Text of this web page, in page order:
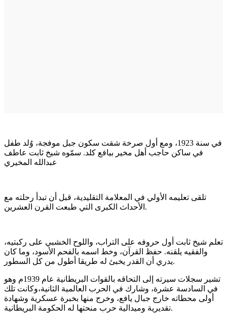
في سنة 1923، ومع أول صرخة شقت سكون جبل موفجة، وُلد طفل
في ساكن حاجب أهل مخير بيافع كلد. سمّوه شيخ ثابت عاطف
عبدالله المخيري
تلقى تعليمه الأولي في المعلامة التقليدية، قبل أن تبدأ رحلته مع
الأحداث الكبرى التي طبعت القرن العشرين.
تعلم شيخ ثابت أول حروفه على التراب، واللوح الخشبي على ركبتيه،
والفقيه يلقنه. حفظ القرآن، وخط اسمه بالفحم الأسود، وما كان
يدري أن القدر يخبئ له طريقا أطول من كل السطور.
تشير سجلات سيرته إلى التحاقه بالقوات البريطانية عام 1939م وهو
في السادسة عشرة، وشارك في الحرب العالمية الثانية،وكانت تلك
أولى محطاته خارج جبال يافع، وخرج منها بخبرة عسكرية وشهادة
تقديرية وميدالية حرب منحتها له الحكومة البريطانية.